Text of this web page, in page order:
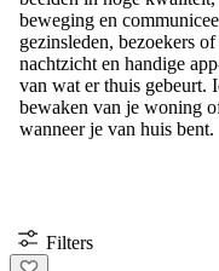
beweging en
gezinsleden, bezoekers
nachtzicht en handige
van wat er thuis gebeurt.
bewaken van je woning
wanneer je van huis bent.
Filters